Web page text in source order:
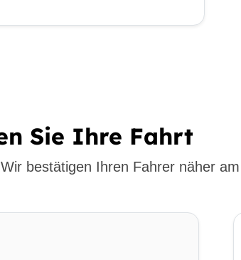
Sie Ihre Fahrt
bestätigen Ihren Fahrer näher